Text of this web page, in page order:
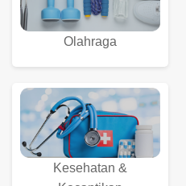
Olahraga
Kesehatan &